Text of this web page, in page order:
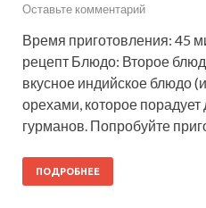
Оставьте комментарий
Время приготовления: 45
рецепт Блюдо: Второе
вкусное индийское блюдо
орехами, которое
гурманов. Попробуйте
ПОДРОБНЕЕ